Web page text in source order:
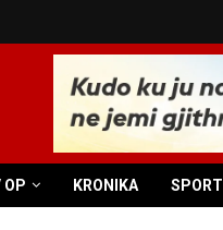
OP KRONIKA SPORT